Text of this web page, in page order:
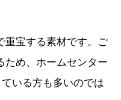
重宝する素材です。ご
ため、ホームセンター
いる方も多いのでは